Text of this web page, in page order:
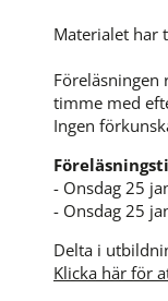
Materialet har
Föreläsningen
timme med
Ingen
- Onsdag 25
- Onsdag 25
Klicka här för